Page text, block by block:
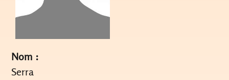
Nom :
Serra